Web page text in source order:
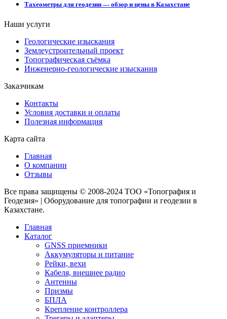
Тахеометры для геодезии — обзор и цены в Казахстане
Наши услуги
Геологические изыскания
Землеустроительный проект
Топографическая съёмка
Инженерно-геологические изыскания
Заказчикам
Контакты
Условия доставки и оплаты
Полезная информация
Карта сайта
Главная
О компании
Отзывы
Все права защищены © 2008-2024 ТОО «Топография и
Геодезия» | Оборудование для топографии и геодезии в
Казахстане.
Главная
Каталог
GNSS приемники
Аккумуляторы и питание
Рейки, вехи
Кабеля, внешнее радио
Антенны
Призмы
БПЛА
Крепление контроллера